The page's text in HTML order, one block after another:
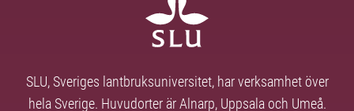
SLU, Sveriges lantbruksuniversitet, har verksamhet över
hela Sverige. Huvudorter är Alnarp, Uppsala och Umeå.